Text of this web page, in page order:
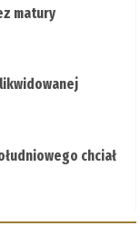
matury
chciał